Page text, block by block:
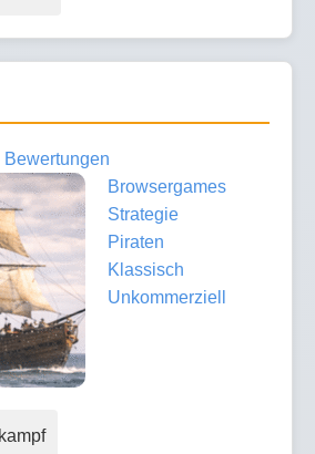
Bewertungen
Browsergames
Strategie
Piraten
Klassisch
Unkommerziell